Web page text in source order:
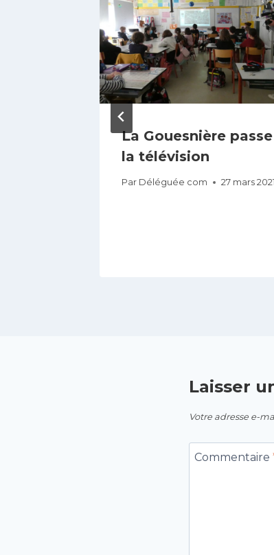
La Gouesnière
la télévision
Par Déléguée com 27 mars 2021
Laisser
Votre adresse e-
Commentaire